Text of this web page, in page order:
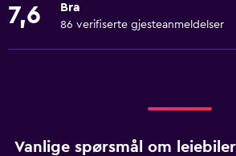
7,6 Bra
86 verifiserte gjesteanmeldelser
Vanlige spørsmål om